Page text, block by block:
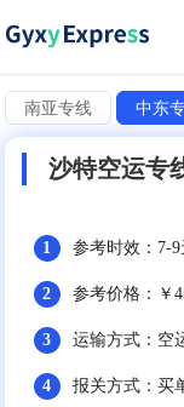
南亚专线 中东
沙特空运专
1 参考时效：7-9
2 参考价格：￥
3 运输方式：空
4 报关方式：买